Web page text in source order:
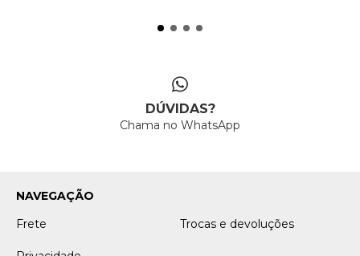
DÚVIDAS?
Chama no WhatsApp
NAVEGAÇÃO
Frete
Trocas e devoluções